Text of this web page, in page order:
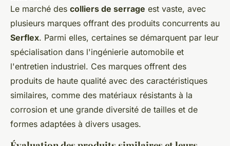
Le marché des colliers de serrage est vaste, avec
plusieurs marques offrant des produits concurrents au
Serflex. Parmi elles, certaines se démarquent par leur
spécialisation dans l'ingénierie automobile et
l'entretien industriel. Ces marques offrent des
produits de haute qualité avec des caractéristiques
similaires, comme des matériaux résistants à la
corrosion et une grande diversité de tailles et de
formes adaptées à divers usages.